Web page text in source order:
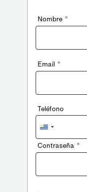
Nombre *
Email *
Teléfono
Uruguay
+598
Contraseña *